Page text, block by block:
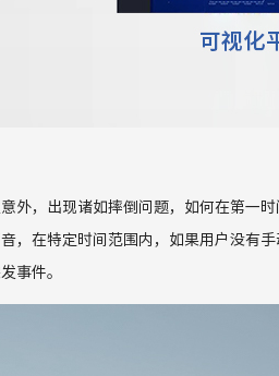
外，出现诸如摔倒问题，如何在第一
，在特定时间范围内，如果用户没有
事件。